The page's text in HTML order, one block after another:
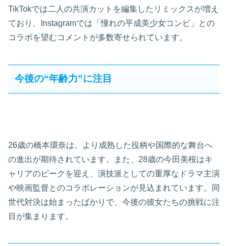
TikTokでは二人の共演カットを編集したリミックスが増え
ており、Instagramでは「憧れの平成美少女コンビ」との
コラボを望むコメントが多数寄せられています。
今後の“年齢力”に注目
26歳の橋本環奈は、より成熟した役柄や国際的な舞台へ
の進出が期待されています。また、28歳の今田美桜はキ
ャリアのピークを迎え、演技派としての重厚なドラマ主演
や映画監督とのコラボレーションが見込まれています。同
世代対決は始まったばかりで、今後の彼女たちの挑戦に注
目が集まります。